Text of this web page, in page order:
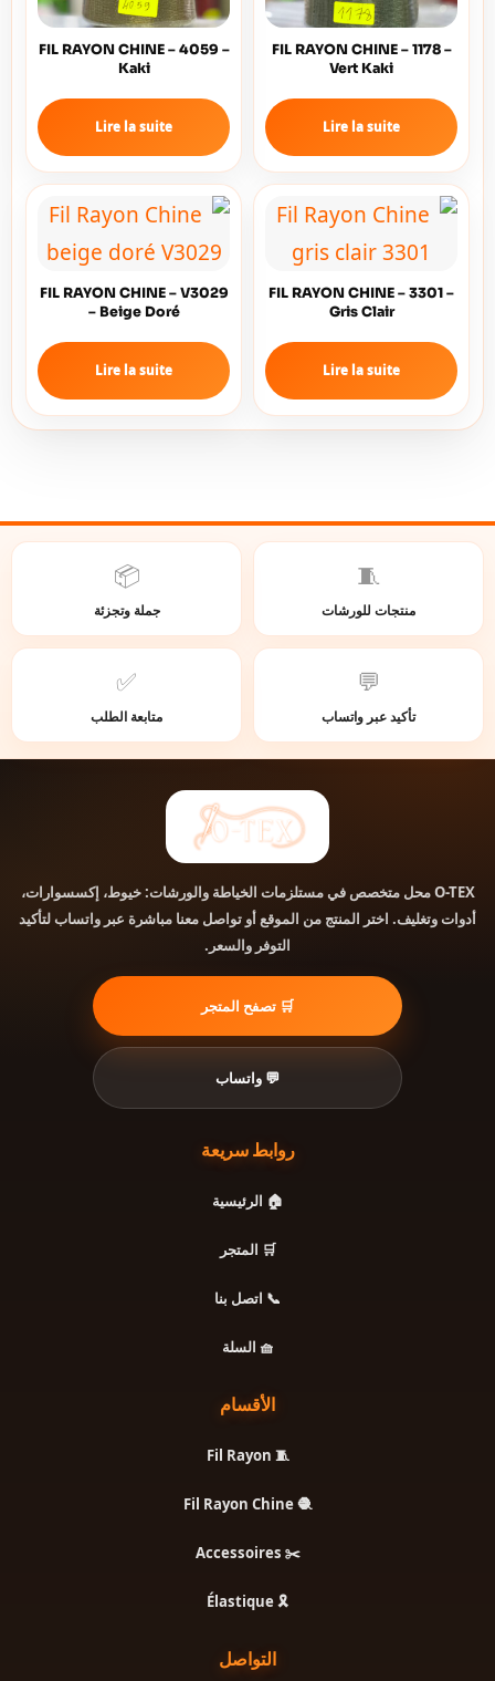
FIL RAYON CHINE – 1178 –
Vert Kaki
Lire la suite
FIL RAYON CHINE – 4059 –
Kaki
Lire la suite
FIL RAYON CHINE – 3301 –
Gris Clair
Lire la suite
FIL RAYON CHINE – V3029
– Beige Doré
Lire la suite
🧵
منتجات للورشات
📦
جملة وتجزئة
💬
تأكيد عبر واتساب
✅
متابعة الطلب
O-TEXمحل متخصص في مستلزمات الخياطة والورشات: خيوط، إكسسوارات،
أدوات وتغليف. اختر المنتج من الموقع أو تواصل معنا مباشرة عبر واتساب لتأكيد
التوفر والسعر.
🛒 تصفح المتجر
💬 واتساب
روابط سريعة
🏠 الرئيسية
🛒 المتجر
📞 اتصل بنا
🧺 السلة
الأقسام
🧵 Fil Rayon
🧶 Fil Rayon Chine
✂️ Accessoires
🎗️ Élastique
التواصل